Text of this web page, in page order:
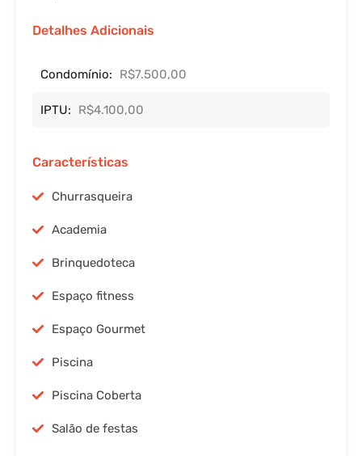
Detalhes Adicionais
Condomínio: R$7.500,00
IPTU: R$4.100,00
Características
Churrasqueira
Academia
Brinquedoteca
Espaço fitness
Espaço Gourmet
Piscina
Piscina Coberta
Salão de festas